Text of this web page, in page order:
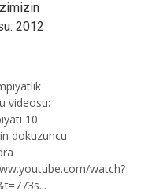
2012
videosu:
10
dokuzuncu
watch?